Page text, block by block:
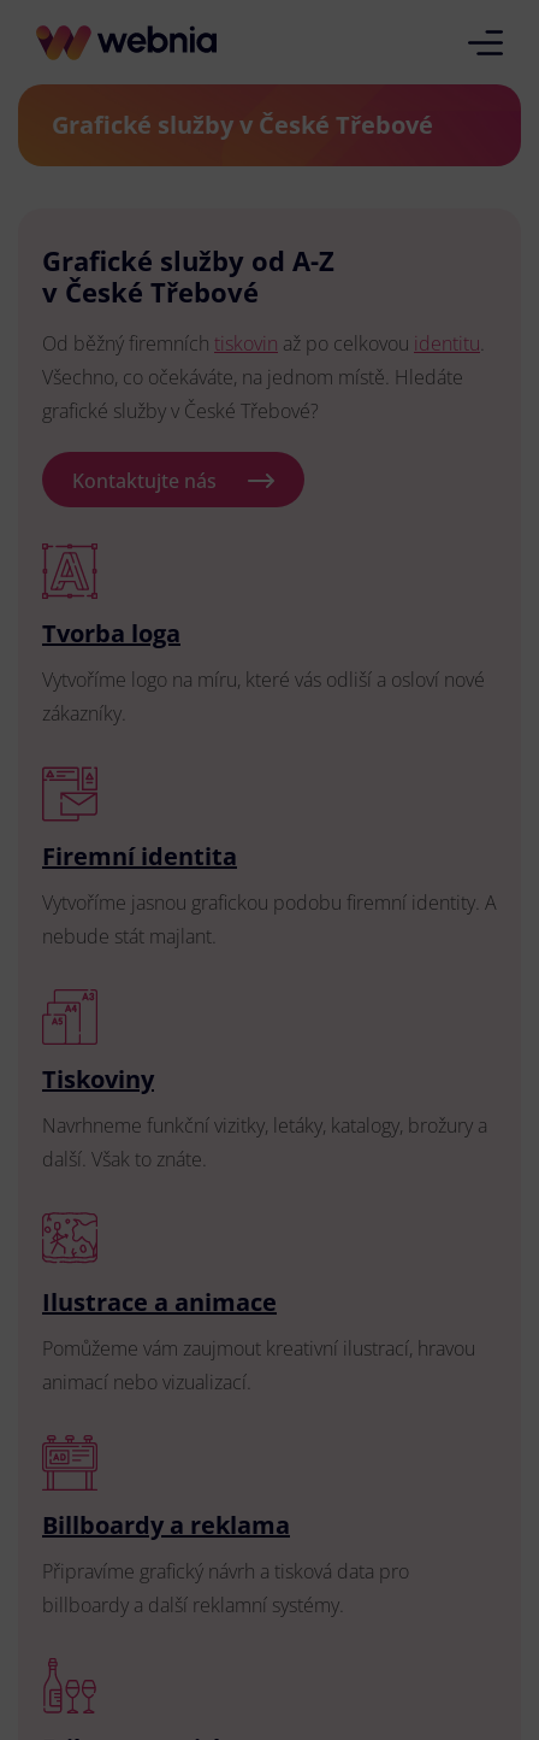
Grafické služby v České Třebové
Grafické služby od A-Z
v České Třebové
Od běžný firemních tiskovin až po celkovou identitu.
Všechno, co očekáváte, na jednom místě. Hledáte
grafické služby v České Třebové?
Kontaktujte nás
Tvorba loga
Vytvoříme logo na míru, které vás odliší a osloví nové
zákazníky.
Firemní identita
Vytvoříme jasnou grafickou podobu firemní identity. A
nebude stát majlant.
Tiskoviny
Navrhneme funkční vizitky, letáky, katalogy, brožury a
další. Však to znáte.
Ilustrace a animace
Pomůžeme vám zaujmout kreativní ilustrací, hravou
animací nebo vizualizací.
Billboardy a reklama
Připravíme grafický návrh a tisková data pro
billboardy a další reklamní systémy.